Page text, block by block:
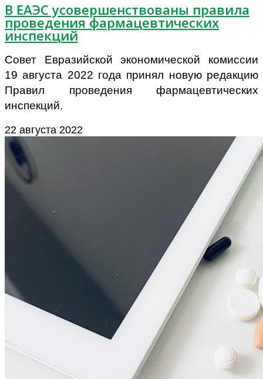
В ЕАЭС усовершенствованы правила
проведения фармацевтических
инспекций
Совет Евразийской экономической комиссии
19 августа 2022 года принял новую редакцию
Правил проведения фармацевтических
инспекций.
22 августа 2022